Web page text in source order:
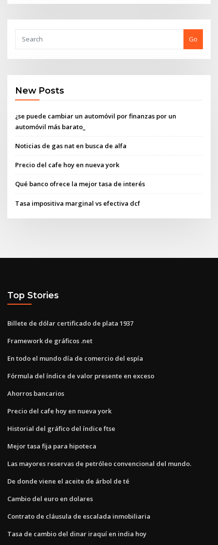
Go
New Posts
¿se puede cambiar un automóvil por finanzas por un
automóvil más barato_
Noticias de gas nat en busca de alfa
Precio del cafe hoy en nueva york
Qué banco ofrece la mejor tasa de interés
Tasa impositiva marginal vs efectiva dcf
Top Stories
Billete de dólar certificado de plata 1937
Framework de gráficos .net
En todo el mundo día de comercio del espía
Fórmula del índice de valor presente en exceso
Ahorros bancarios
Precio del cafe hoy en nueva york
Historial del gráfico del índice ftse
Mejor tasa fija para hipoteca
Las mayores reservas de petróleo convencional del mundo.
De donde viene el aceite de árbol de té
Cambio del euro en dolares
Contrato de cláusula de escalada inmobiliaria
Tasa de cambio del dinar iraquí en india hoy